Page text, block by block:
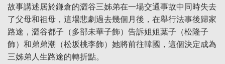
故事講述居於鎌倉的澀谷三姊弟在一場交通事故中同時失去
了父母和祖母，這場悲劇過去幾個月後，在舉行法事後歸家
路途，澀谷都子（多部未華子飾）告訴姐姐葉子（松隆子
飾）和弟弟潮（松坂桃李飾）她將前往韓國，這個決定成為
三姊弟人生路途的轉折點。